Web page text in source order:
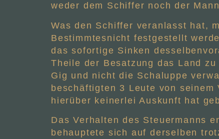
weder dem Schiffer noch der
Was den Schiffer veranlasst hat,
Bestimmtesnicht festgestellt
das sofortige Sinken
Theile der Besatzung das Land
Gig und nicht die Schaluppe
beschäftigten 3 Leute von
hierüber keinerlei Auskunft hat
Das Verhalten des Steuermanns
behauptete sich auf derselben